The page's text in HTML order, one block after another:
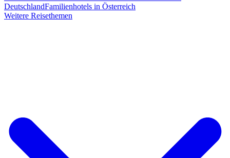
DeutschlandFamilienhotels in Österreich
Weitere Reisethemen